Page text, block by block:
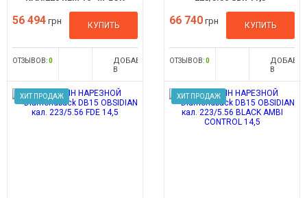
56 494 грн КУПИТЬ
ОТЗЫВОВ:0
ДОБАВИТЬ
В
66 740 грн КУПИТЬ
ОТЗЫВОВ:0
В
ХИТ ПРОДАЖ ХИТ ПРОДАЖ